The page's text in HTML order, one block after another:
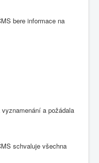
bere informace na
a požádala
schvaluje všechna